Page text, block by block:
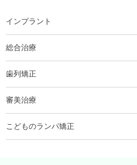
インプラント
総合治療
歯列矯正
審美治療
こどものランパ矯正